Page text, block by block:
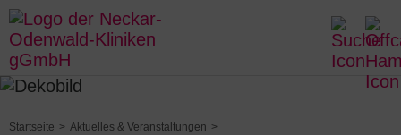
Startseite
Aktuelles & Veranstaltungen